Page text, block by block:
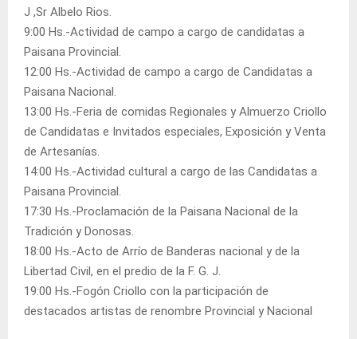
J ,Sr Albelo Rios.
9:00 Hs.-Actividad de campo a cargo de candidatas a
Paisana Provincial.
12:00 Hs.-Actividad de campo a cargo de Candidatas a
Paisana Nacional.
13:00 Hs.-Feria de comidas Regionales y Almuerzo Criollo
de Candidatas e Invitados especiales, Exposición y Venta
de Artesanías.
14:00 Hs.-Actividad cultural a cargo de las Candidatas a
Paisana Provincial.
17:30 Hs.-Proclamación de la Paisana Nacional de la
Tradición y Donosas.
18:00 Hs.-Acto de Arrío de Banderas nacional y de la
Libertad Civil, en el predio de la F. G. J.
19:00 Hs.-Fogón Criollo con la participación de
destacados artistas de renombre Provincial y Nacional